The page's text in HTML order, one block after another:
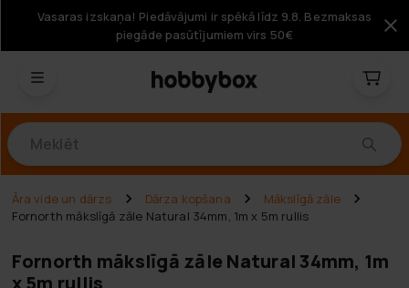
Vasaras izskaņa! Piedāvājumi ir spēkā līdz 9.8. Bezmaksas
piegāde pasūtījumiem virs 50€
Āra vide un dārzs Dārza kopšana
Mākslīgā zāle
Fornorth mākslīgā zāle Natural 34mm, 1m x 5m rullis
Fornorth mākslīgā zāle Natural 34mm, 1m